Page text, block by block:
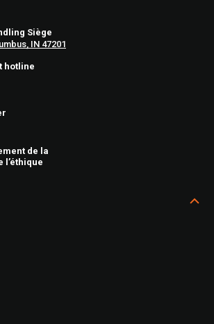
Siège
IN 47201
hotline
de la
l’éthique